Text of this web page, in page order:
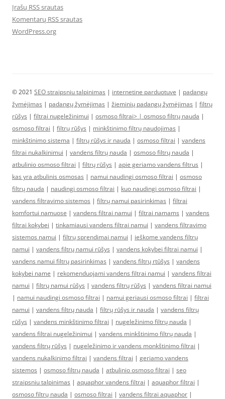
Įrašų RSS srautas
Komentarų RSS srautas
WordPress.org
© 2021 SEO straipsniu talpinimas | internetine parduotuve | padangų
žymėjimas | padangų žymėjimas | žieminių padangų žymėjimas | filtrų
rūšys | filtrai nugeležinimui | osmoso filtrai> | osmoso filtrų nauda |
osmoso filtrai | filtrų rūšys | minkštinimo filtrų naudojimas |
minkštinimo sistema | filtrų rūšys ir nauda | osmoso filtrai | vandens
filtrai nukalkinimui | vandens filtrų nauda | osmoso filtrų nauda |
atbulinio osmoso filtrai | filtrų rūšys | apie geriamo vandens filtrus |
kas yra atbulinis osmosas | namui naudingi osmoso filtrai | osmoso
filtrų nauda | naudingi osmoso filtrai | kuo naudingi osmoso filtrai |
vandens filtravimo sistemos | filtrų namui pasirinkimas | filtrai
komfortui namuose | vandens filtrai namui | filtrai namams | vandens
filtrai kokybei | tinkamiausi vandens filtrai namui | vandens filtravimo
sistemos namui | filtrų sprendimai namui | ieškome vandens filtrų
namui | vandens filtrų namui rūšys | vandens kokybei filtrai namui |
vandens namui filtrų pasirinkimas | vandens filtrų rtūšys | vandens
kokybei name | rekomenduojami vandens filtrai namui | vandens filtrai
namui | filtrų namui rūšys | vandens filtrų rūšys | vandens filtrai namui
| namui naudingi osmoso filtrai | namui geriausi osmoso filtrai | filtrai
namui | vandens filtrų nauda | filtrų rūšys ir nauda | vandens filtrų
rūšys | vandens minkštinimo filtrai | nugeležinimo filtrų nauda |
vandens filtrai nugeležinimui | vandens minkštinimo filtrų nauda |
vandens filtrų rūšys | nugeležinimo ir vandens monkštinimo filtrai |
vandens nukalkinimo filtrai | vandens filtrai | geriamo vandens
sistemos | osmoso filtrų nauda | atbulinio osmoso filtrai | seo
straipsniu talpinimas | aquaphor vandens filtrai | aquaphor filtrai |
osmoso filtrų nauda | osmoso filtrai | vandens filtrai aquaphor |